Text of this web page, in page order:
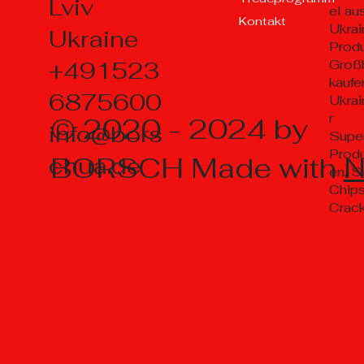
Lviv
Ukraine
+491523
6875600
info@bors
chua.de
© 2020 - 2024 by
BORSCH Made with
Kontakt
el
r
en,